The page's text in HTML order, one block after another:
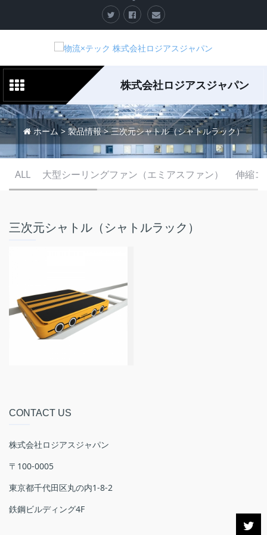
株式会社ロジアスジャパン
ホーム> 製品情報>三次元シャトル（シャトルラック）
ALL 大型シーリングファン（エミアスファン） 伸縮コ
三次元シャトル（シャトルラック）
CONTACT US
株式会社ロジアスジャパン
〒100-0005
東京都千代田区丸の内1-8-2
鉄鋼ビルディング4F